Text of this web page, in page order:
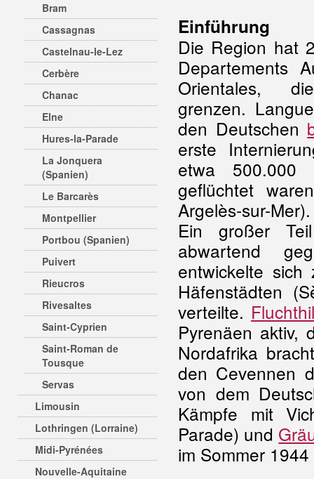
Bram
Cassagnas
Castelnau-le-Lez
Cerbère
Chanac
Elne
Hures-la-Parade
La Jonquera
(Spanien)
Le Barcarès
Montpellier
Portbou (Spanien)
Puivert
Rieucros
Rivesaltes
Saint-Cyprien
Saint-Roman de
Tousque
Servas
Limousin
Lothringen (Lorraine)
Midi-Pyrénées
Nouvelle-Aquitaine
Einführung
Die Region hat
Departements
Orientales,
grenzen.
den Deutschen
erste
etwa 500.000
geflüchtet
Argelès-sur-Mer).
Ein großer
abwartend
entwickelte
Häfenstädten
verteilte.
Pyrenäen aktiv,
Nordafrika
den Cevennen
von dem
Kämpfe mit
Parade) und
im Sommer